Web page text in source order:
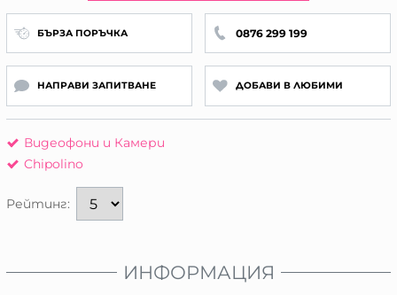
БЪРЗА ПОРЪЧКА 0876 299 199
НАПРАВИ ЗАПИТВАНЕ ДОБАВИ В ЛЮБИМИ
Видеофони и Камери
Chipolino
Рейтинг:
ИНФОРМАЦИЯ